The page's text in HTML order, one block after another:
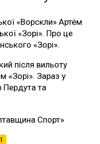
«Ворскли» Артём
«Зорі». Про це
«Зорі».
після вильоту
«Зорі». Зараз у
Пердута та
Спорт»